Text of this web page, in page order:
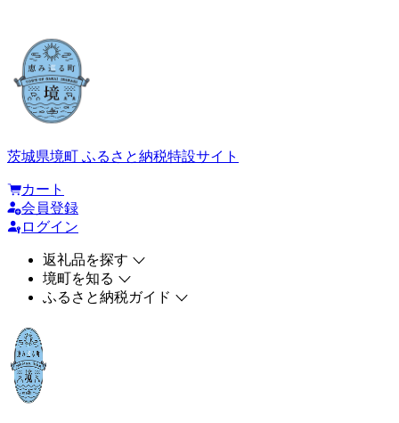
茨城県境町 ふるさと納税特設サイト
カート
会員登録
ログイン
返礼品を探す
境町を知る
ふるさと納税ガイド